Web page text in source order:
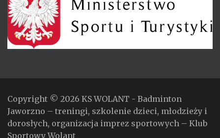
Copyright © 2026 KS WOLANT - Badminton
Jaworzno – treningi, szkolenie dzieci, młodzieży i
dorosłych, organizacja imprez sportowych – Klub
Sportowy Wolant